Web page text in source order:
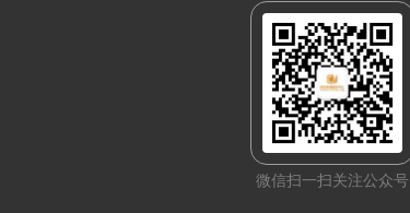
微信扫一扫关注公众号